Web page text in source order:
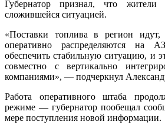
Губернатор признал, что жители
сложившейся ситуацией.
«Поставки топлива в регион
оперативно распределяются
обеспечить стабильную ситуацию, и
совместно с вертикально
компаниями», — подчеркнул
Работа оперативного штаба
режиме — губернатор пообещал
мере поступления новой информации.